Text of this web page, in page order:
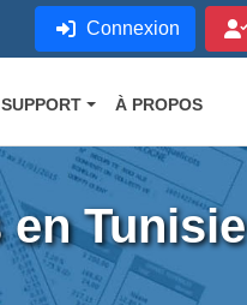
Connexion
SUPPORT À PROPOS
Tunisie